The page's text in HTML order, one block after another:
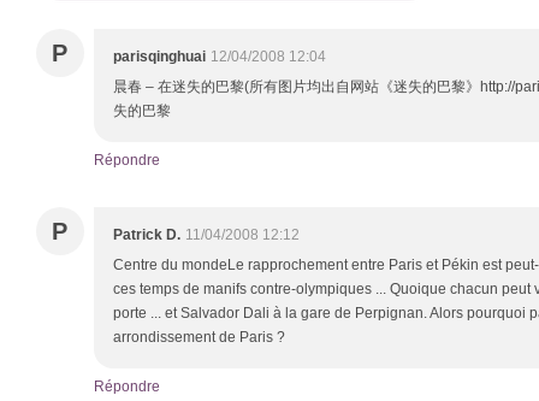
P parisqinghuai 12/04/2008 12:04
晨春 – 在迷失的巴黎(所有图片均出自网站《迷失的巴黎》http://
失的巴黎
Répondre
P Patrick D. 11/04/2008 12:12
Centre du mondeLe rapprochement entre Paris et Pékin est
ces temps de manifs contre-olympiques ... Quoique chacun peut
porte ... et Salvador Dali à la gare de Perpignan. Alors pourquoi
arrondissement de Paris ?
Répondre